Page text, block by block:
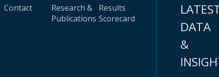
Contact
Research &
Publications
Results
Scorecard
DATA
&